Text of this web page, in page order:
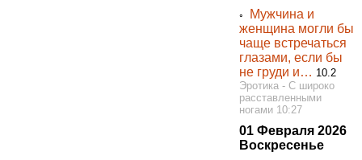
◦
Мужчина и
женщина могли бы
чаще встречаться
глазами, если бы
не груди и… 10.2
Эротика - С широко
расставленными
ногами 10:27
01 Февраля 2026
Воскресенье